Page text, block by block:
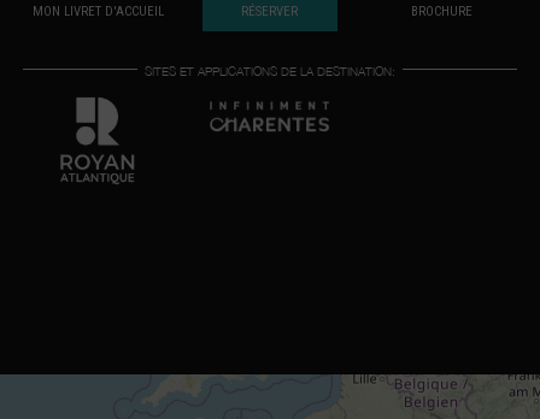
MON LIVRET D'ACCUEIL RÉSERVER BROCHURE
SITES ET APPLICATIONS DE LA DESTINATION: